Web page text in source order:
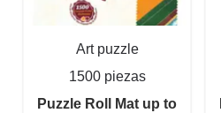
Art puzzle
1500 piezas
Puzzle Roll Mat up to